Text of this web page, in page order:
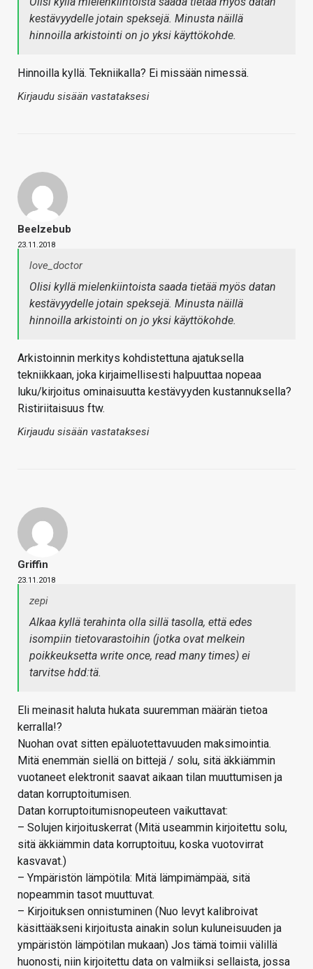
kestävyydelle jotain speksejä. Minusta näillä
hinnoilla arkistointi on jo yksi käyttökohde.
Hinnoilla kyllä. Tekniikalla? Ei missään nimessä.
Kirjaudu sisään vastataksesi
Beelzebub
23.11.2018
love_doctor
Olisi kyllä mielenkiintoista saada tietää myös datan
kestävyydelle jotain speksejä. Minusta näillä
hinnoilla arkistointi on jo yksi käyttökohde.
Arkistoinnin merkitys kohdistettuna ajatuksella
tekniikkaan, joka kirjaimellisesti halpuuttaa nopeaa
luku/kirjoitus ominaisuutta kestävyyden kustannuksella?
Ristiriitaisuus ftw.
Kirjaudu sisään vastataksesi
Griffin
23.11.2018
zepi
Alkaa kyllä terahinta olla sillä tasolla, että edes
isompiin tietovarastoihin (jotka ovat melkein
poikkeuksetta write once, read many times) ei
tarvitse hdd:tä.
Eli meinasit haluta hukata suuremman määrän tietoa
kerralla!?
Nuohan ovat sitten epäluotettavuuden maksimointia.
Mitä enemmän siellä on bittejä / solu, sitä äkkiämmin
vuotaneet elektronit saavat aikaan tilan muuttumisen ja
datan korruptoitumisen.
Datan korruptoitumisnopeuteen vaikuttavat:
– Solujen kirjoituskerrat (Mitä useammin kirjoitettu solu,
sitä äkkiämmin data korruptoituu, koska vuotovirrat
kasvavat.)
– Ympäristön lämpötila: Mitä lämpimämpää, sitä
nopeammin tasot muuttuvat.
– Kirjoituksen onnistuminen (Nuo levyt kalibroivat
käsittääkseni kirjoitusta ainakin solun kuluneisuuden ja
ympäristön lämpötilan mukaan) Jos tämä toimii välillä
huonosti, niin kirjoitettu data on valmiiksi sellaista, jossa